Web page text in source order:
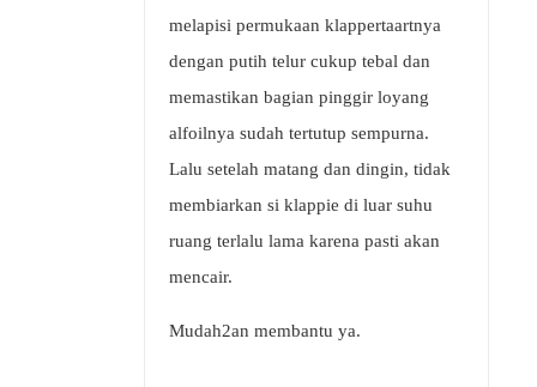
melapisi permukaan klappertaartnya
dengan putih telur cukup tebal dan
memastikan bagian pinggir loyang
alfoilnya sudah tertutup sempurna.
Lalu setelah matang dan dingin, tidak
membiarkan si klappie di luar suhu
ruang terlalu lama karena pasti akan
mencair.
Mudah2an membantu ya.